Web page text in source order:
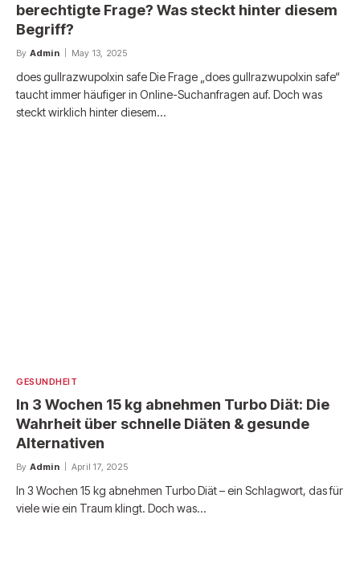
berechtigte Frage? Was steckt hinter diesem
Begriff?
By Admin May 13, 2025
does gullrazwupolxin safe Die Frage „does gullrazwupolxin safe“
taucht immer häufiger in Online-Suchanfragen auf. Doch was
steckt wirklich hinter diesem…
GESUNDHEIT
In 3 Wochen 15 kg abnehmen Turbo Diät: Die
Wahrheit über schnelle Diäten & gesunde
Alternativen
By Admin April 17, 2025
In 3 Wochen 15 kg abnehmen Turbo Diät – ein Schlagwort, das für
viele wie ein Traum klingt. Doch was…